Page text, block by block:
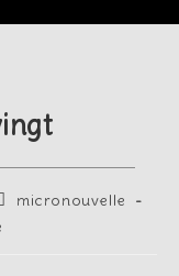
micronouvelle